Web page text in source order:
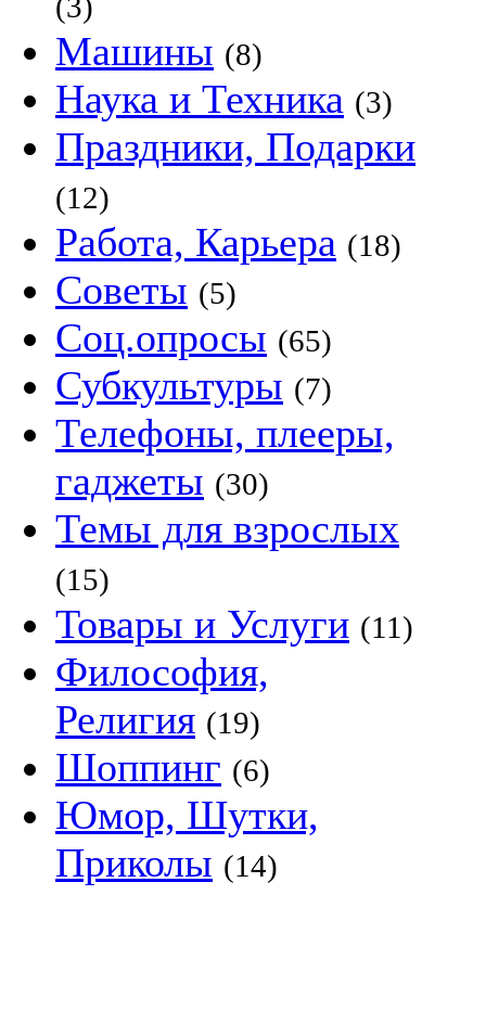
Машины (8)
Наука и Техника (3)
Праздники, Подарки
(12)
Работа, Карьера (18)
Советы (5)
Соц.опросы (65)
Субкультуры (7)
Телефоны, плееры,
гаджеты (30)
Темы для взрослых
(15)
Товары и Услуги (11)
Философия,
Религия (19)
Шоппинг (6)
Юмор, Шутки,
Приколы (14)